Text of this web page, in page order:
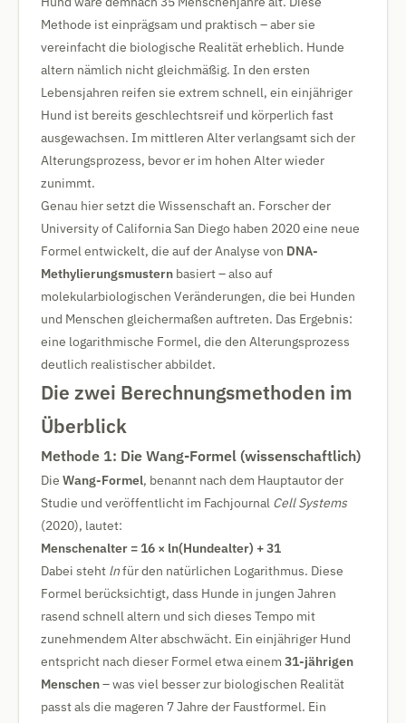
Methode ist einprägsam und praktisch – aber sie
vereinfacht die biologische Realität erheblich. Hunde
altern nämlich nicht gleichmäßig. In den ersten
Lebensjahren reifen sie extrem schnell, ein einjähriger
Hund ist bereits geschlechtsreif und körperlich fast
ausgewachsen. Im mittleren Alter verlangsamt sich der
Alterungsprozess, bevor er im hohen Alter wieder
zunimmt.
Genau hier setzt die Wissenschaft an. Forscher der
University of California San Diego haben 2020 eine neue
Formel entwickelt, die auf der Analyse von DNA-
Methylierungsmustern basiert – also auf
molekularbiologischen Veränderungen, die bei Hunden
und Menschen gleichermaßen auftreten. Das Ergebnis:
eine logarithmische Formel, die den Alterungsprozess
deutlich realistischer abbildet.
Die zwei Berechnungsmethoden im
Überblick
Methode 1: Die Wang-Formel (wissenschaftlich)
Die Wang-Formel, benannt nach dem Hauptautor der
Studie und veröffentlicht im Fachjournal Cell Systems
(2020), lautet:
Menschenalter = 16 × ln(Hundealter) + 31
Dabei steht lnfür den natürlichen Logarithmus. Diese
Formel berücksichtigt, dass Hunde in jungen Jahren
rasend schnell altern und sich dieses Tempo mit
zunehmendem Alter abschwächt. Ein einjähriger Hund
entspricht nach dieser Formel etwa einem 31-jährigen
Menschen– was viel besser zur biologischen Realität
passt als die mageren 7 Jahre der Faustformel. Ein